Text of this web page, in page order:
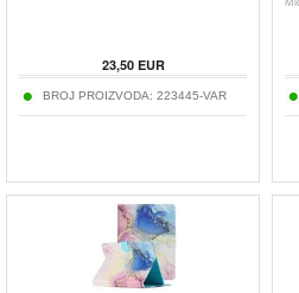
23,50EUR
BROJ PROIZVODA: 223445-VAR